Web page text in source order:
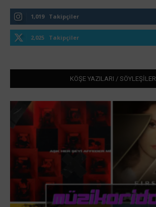
1,019 Takipçiler
2,025 Takipçiler
KÖŞE YAZILARI / SÖYLEŞİLER